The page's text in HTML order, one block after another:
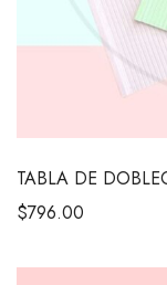
TABLA DE
$796.00